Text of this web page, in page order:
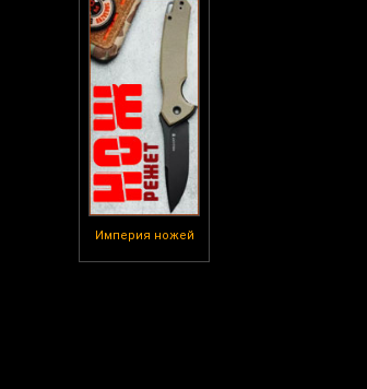
Империя ножей